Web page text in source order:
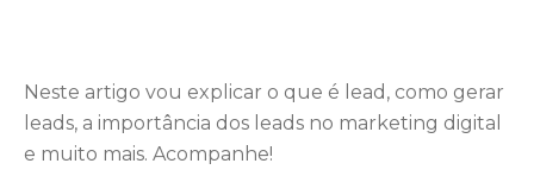
Neste artigo vou explicar o que é lead, como gerar
leads, a importância dos leads no marketing digital
e muito mais. Acompanhe!